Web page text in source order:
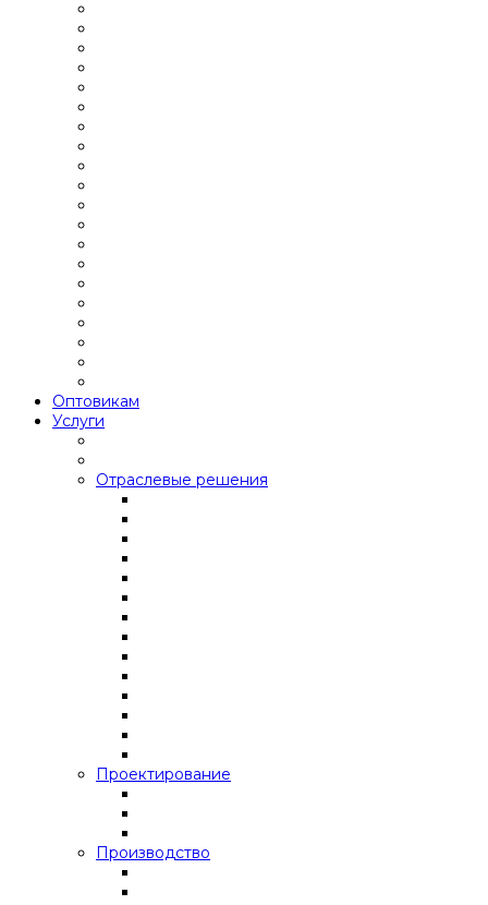
Оптовикам
Услуги
Отраслевые решения
Проектирование
Производство